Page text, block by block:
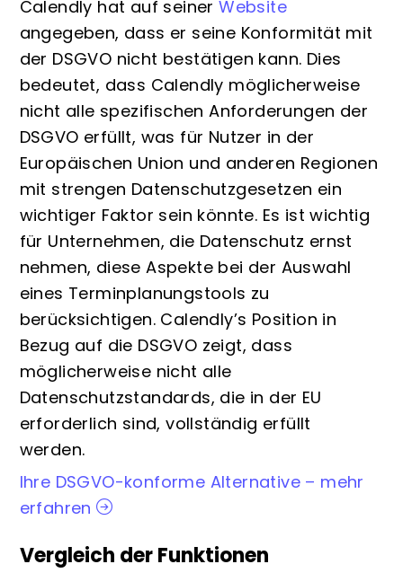
Calendly hat auf seinerWebsite
angegeben, dass er seine Konformität mit
der DSGVO nicht bestätigen kann. Dies
bedeutet, dass Calendly möglicherweise
nicht alle spezifischen Anforderungen der
DSGVO erfüllt, was für Nutzer in der
Europäischen Union und anderen Regionen
mit strengen Datenschutzgesetzen ein
wichtiger Faktor sein könnte. Es ist wichtig
für Unternehmen, die Datenschutz ernst
nehmen, diese Aspekte bei der Auswahl
eines Terminplanungstools zu
berücksichtigen. Calendly’s Position in
Bezug auf die DSGVO zeigt, dass
möglicherweise nicht alle
Datenschutzstandards, die in der EU
erforderlich sind, vollständig erfüllt
werden.
Ihre DSGVO-konforme Alternative – mehr
erfahren
Vergleich der Funktionen